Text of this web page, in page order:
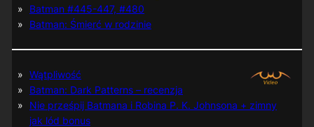
Batman #445-447, #480
Batman: Śmierć w rodzinie
Wątpliwość
Batman: Dark Patterns – recenzja
Nie prześpij Batmana i Robina P. K. Johnsona + zimny
jak lód bonus